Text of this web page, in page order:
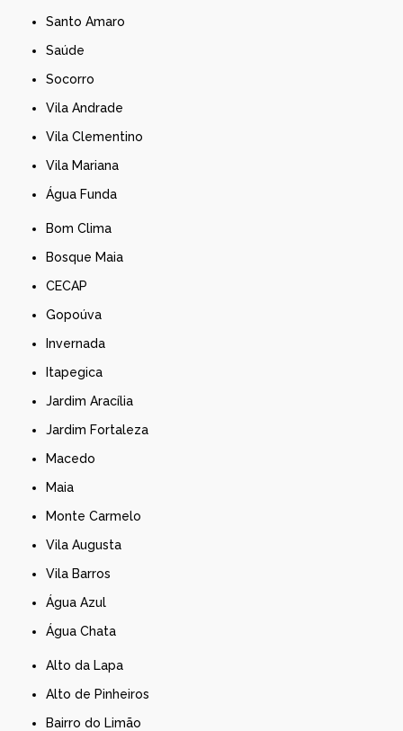
Santo Amaro
Saúde
Socorro
Vila Andrade
Vila Clementino
Vila Mariana
Água Funda
Bom Clima
Bosque Maia
CECAP
Gopoúva
Invernada
Itapegica
Jardim Aracília
Jardim Fortaleza
Macedo
Maia
Monte Carmelo
Vila Augusta
Vila Barros
Água Azul
Água Chata
Alto da Lapa
Alto de Pinheiros
Bairro do Limão